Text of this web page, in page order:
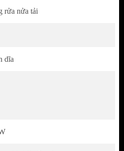
bền bỉ
phẩm này chính là chất
bóng, phở sơn màu
này còn có khả năng
rửa nửa tải
dĩa